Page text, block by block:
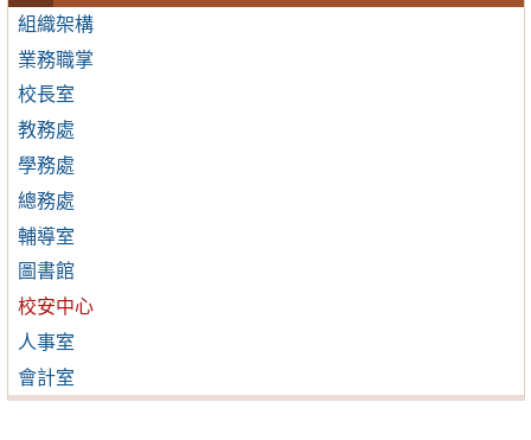
組織架構
業務職掌
校長室
教務處
學務處
總務處
輔導室
圖書館
校安中心
人事室
會計室